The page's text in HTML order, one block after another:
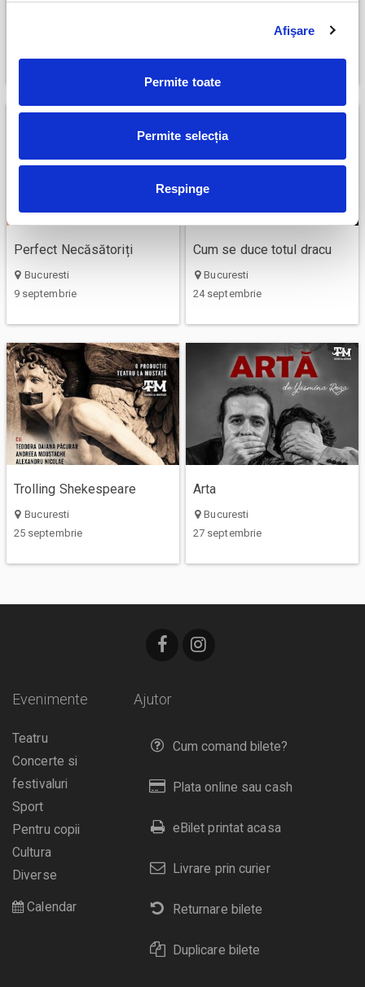
Afişare
Permite toate
Permite selecția
Respinge
Perfect Necăsătoriți
Bucuresti
9 septembrie
Cum se duce totul dracu
Bucuresti
24 septembrie
Trolling Shekespeare
Bucuresti
25 septembrie
Arta
Bucuresti
27 septembrie
Ajutor
Cum comand bilete?
Plata online sau cash
eBilet printat acasa
Livrare prin curier
Returnare bilete
Duplicare bilete
Evenimente
Teatru
Concerte si
festivaluri
Sport
Pentru copii
Cultura
Diverse
Calendar